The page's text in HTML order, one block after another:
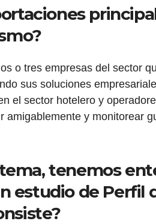
o tres empresas del sector
sus soluciones
el sector hotelero y
amigablemente y monitorear
tenemos
estudio de Perfil